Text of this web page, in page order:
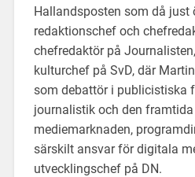
Hallandsposten som då just
redaktionschef och
chefredaktör på
kulturchef på SvD, där
som debattör i publicistiska
journalistik och den framtida
mediemarknaden,
särskilt ansvar för digitala
utvecklingschef på DN.